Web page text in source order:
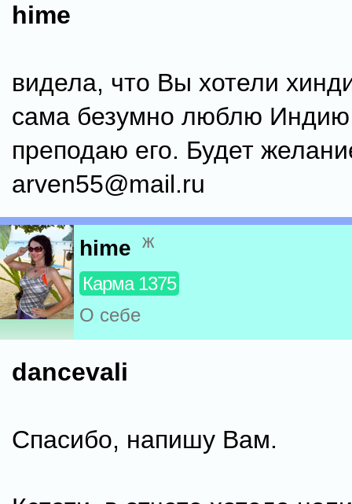
hime
видела, что Вы хотели
сама безумно люблю Индию
преподаю его. Будет
arven55@mail.ru
hime ж
Карма 1375
О себе
dancevali
Спасибо, напишу Вам.